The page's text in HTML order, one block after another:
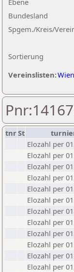
Ebene
Sortierung
Bundesland
Spgem./Kreis/
Vereinslisten:Wien
tnrSt
Elozahl per
Elozahl per
Elozahl per
Elozahl per
Elozahl per
Elozahl per
Elozahl per
Elozahl per
Elozahl per
Elozahl per
Elozahl per
Elozahl per